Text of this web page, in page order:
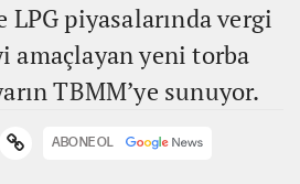
LPG piyasalarında vergi
amaçlayan yeni torba
TBMM’ye sunuyor.
ABONE OL